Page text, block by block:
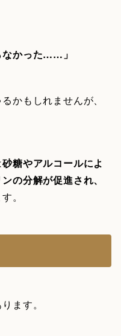
なかった……」
かもしれませんが、
砂糖やアルコールによ
の分解が促進され、
。
ます。